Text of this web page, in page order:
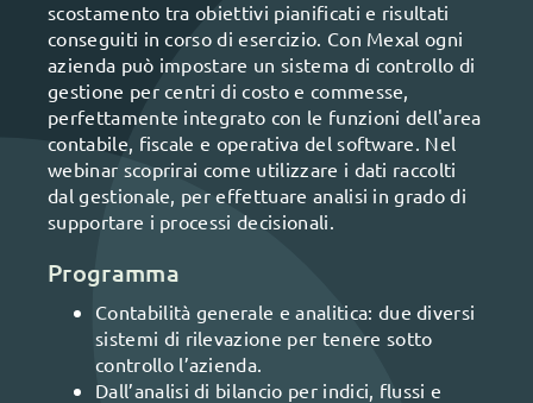
scostamento tra obiettivi pianificati e risultati
conseguiti in corso di esercizio. Con Mexal ogni
azienda può impostare un sistema di controllo di
gestione per centri di costo e commesse,
perfettamente integrato con le funzioni dell'area
contabile, fiscale e operativa del software. Nel
webinar scoprirai come utilizzare i dati raccolti
dal gestionale, per effettuare analisi in grado di
supportare i processi decisionali.
Programma
Contabilità generale e analitica: due diversi
sistemi di rilevazione per tenere sotto
controllo l’azienda.
Dall’analisi di bilancio per indici, flussi e